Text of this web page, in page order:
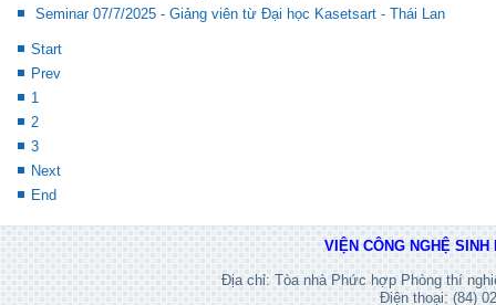
Seminar 30/10/2025 - Nguyên liệu Bơ Sữa Hoa Kỳ: Giải pháp dinh
Seminar 07/7/2025 - Giảng viên từ Đại học Kasetsart - Thái Lan
Start
Prev
1
2
3
VIỆN CÔNG NGHỆ